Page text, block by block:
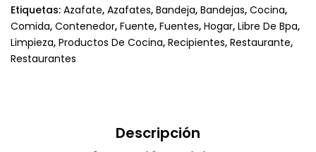
Etiquetas: Azafate, Azafates, Bandeja, Bandejas, Cocina,
Comida, Contenedor, Fuente, Fuentes, Hogar, Libre De Bpa,
Limpieza, Productos De Cocina, Recipientes, Restaurante,
Restaurantes
Descripción